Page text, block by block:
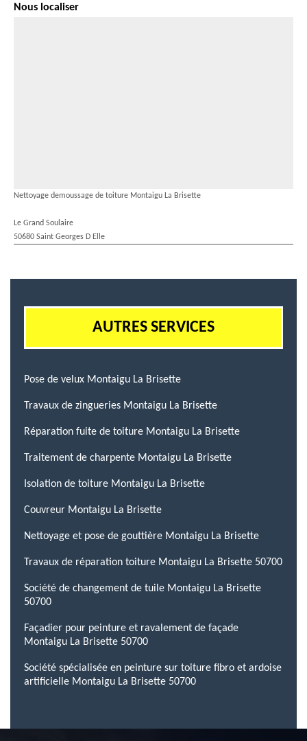
Nous localiser
Nettoyage demoussage de toiture Montaigu La Brisette
Le Grand Soulaire
50680 Saint Georges D Elle
AUTRES SERVICES
Pose de velux Montaigu La Brisette
Travaux de zingueries Montaigu La Brisette
Réparation fuite de toiture Montaigu La Brisette
Traitement de charpente Montaigu La Brisette
Isolation de toiture Montaigu La Brisette
Couvreur Montaigu La Brisette
Nettoyage et pose de gouttière Montaigu La Brisette
Travaux de réparation toiture Montaigu La Brisette 50700
Société de changement de tuile Montaigu La Brisette
50700
Façadier pour peinture et ravalement de façade
Montaigu La Brisette 50700
Société spécialisée en peinture sur toiture fibro et ardoise
artificielle Montaigu La Brisette 50700